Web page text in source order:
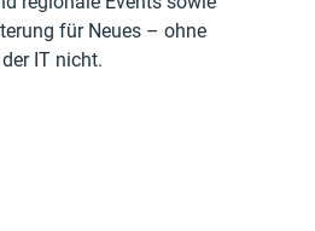
für Neues – ohne
IT nicht.